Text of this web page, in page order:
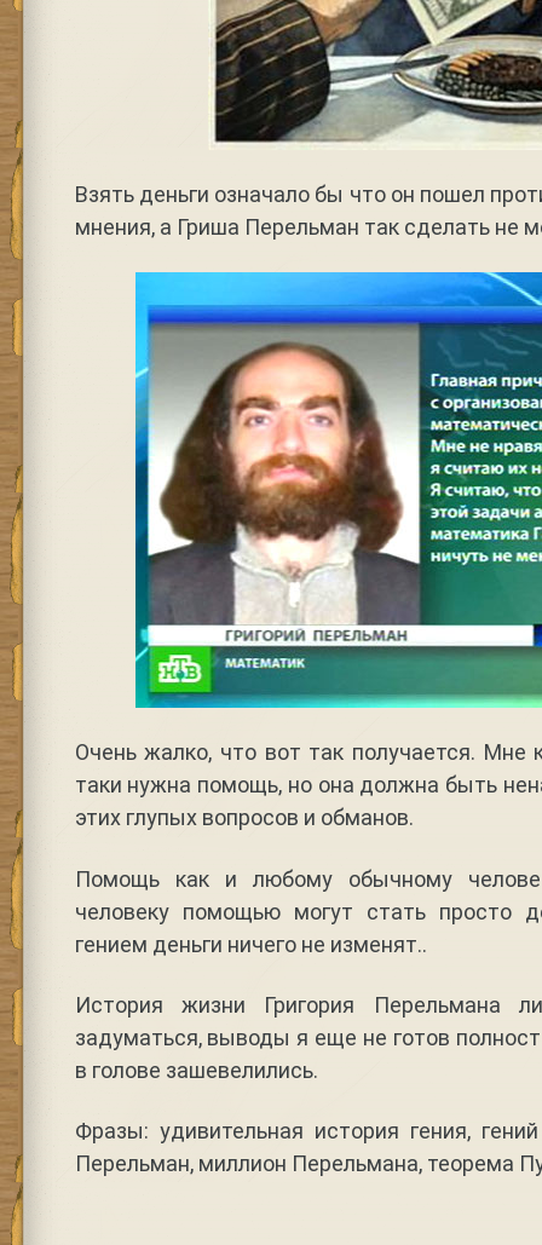
Взять деньги означало бы что он пошел
мнения, а Гриша Перельман так сделать не
Очень жалко, что вот так получается. Мне
таки нужна помощь, но она должна быть
этих глупых вопросов и обманов.
Помощь как и любому обычному
человеку помощью могут стать просто
гением деньги ничего не изменят..
История жизни Григория Перельмана
задуматься, выводы я еще не готов
в голове зашевелились.
Фразы: удивительная история гения,
Перельман, миллион Перельмана, теорема